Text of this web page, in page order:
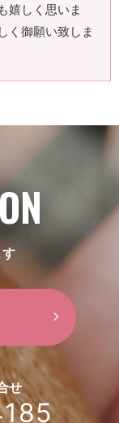
嬉しく思いま
く御願い致しま
せ